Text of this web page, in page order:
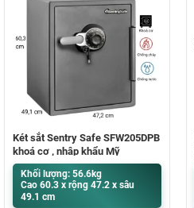
Két sắt Sentry Safe SFW205DPB
khoá cơ , nhập khẩu Mỹ
Khối lượng: 56.6kg
Cao 60.3 x rộng 47.2 x sâu
49.1 cm